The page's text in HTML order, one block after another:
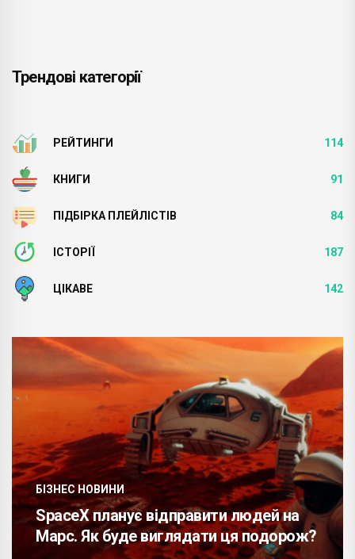
Трендові категорії
РЕЙТИНГИ 114
КНИГИ 91
ПІДБІРКА ПЛЕЙЛІСТІВ 84
ІСТОРІЇ 187
ЦІКАВЕ 142
БІЗНЕС НОВИНИ
SpaceX планує відправити людей на
Марс. Як буде виглядати ця подорож?